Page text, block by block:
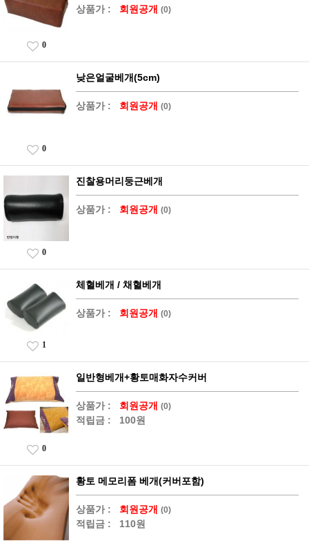
상품가 : 회원공개 (0)
0
낮은얼굴베개(5cm)
상품가 : 회원공개 (0)
0
진찰용머리둥근베개
상품가 : 회원공개 (0)
0
체혈베개 / 채혈베개
상품가 : 회원공개 (0)
1
일반형베개+황토매화자수커버
상품가 : 회원공개 (0)
적립금 : 100원
0
황토 메모리폼 베개(커버포함)
상품가 : 회원공개 (0)
적립금 : 110원